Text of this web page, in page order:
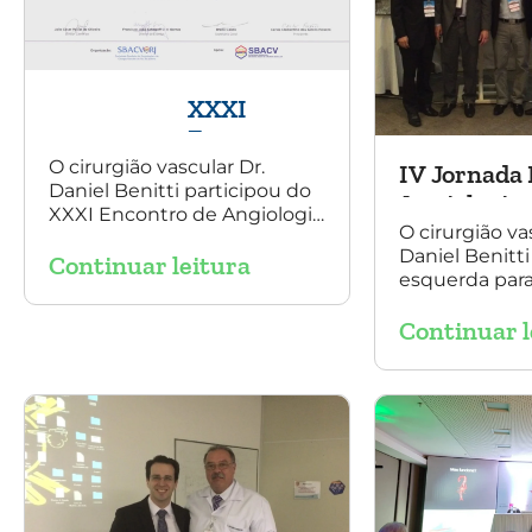
XXXI
Encontro
de
Angiologia
e Cirurgia
Vascular do
O cirurgião vascular Dr.
Daniel Benitti participou do
XXXI Encontro de Angiologia
Janeiro e palestrou sobre a
multilayer no tratamento de
Continuar leitura
IV Jornada
Angiologia
Vascular,
O cirurgião
Daniel
esquerda
Baiana de
Salvador, nos
outubro. Na
está
Aquino,
SBACV
de
Vascular)
Continuar